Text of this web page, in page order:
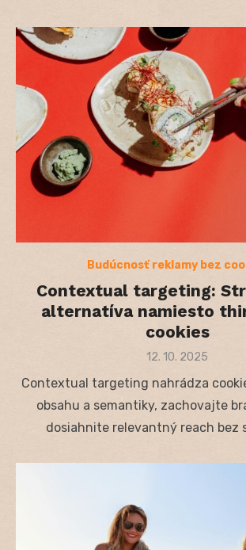
Budúcnosť reklamy bez
Contextual targeting:
alternatíva namiesto
cookies
Posted
12. 10. 2025
Contextual targeting nahrádza
obsahu a semantiky, zachovajte
dosiahnite relevantný reach bez